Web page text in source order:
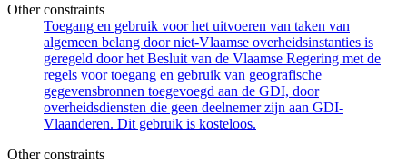
Other constraints
Toegang en gebruik voor het uitvoeren van taken van
algemeen belang door niet-Vlaamse overheidsinstanties is
geregeld door het Besluit van de Vlaamse Regering met de
regels voor toegang en gebruik van geografische
gegevensbronnen toegevoegd aan de GDI, door
overheidsdiensten die geen deelnemer zijn aan GDI-
Vlaanderen. Dit gebruik is kosteloos.
Other constraints